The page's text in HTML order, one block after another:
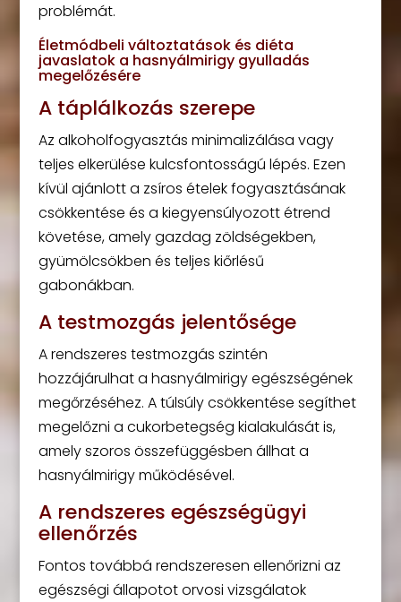
problémát.
Életmódbeli változtatások és diéta
javaslatok a hasnyálmirigy gyulladás
megelőzésére
A táplálkozás szerepe
Az alkoholfogyasztás minimalizálása vagy
teljes elkerülése kulcsfontosságú lépés. Ezen
kívül ajánlott a zsíros ételek fogyasztásának
csökkentése és a kiegyensúlyozott étrend
követése, amely gazdag zöldségekben,
gyümölcsökben és teljes kiőrlésű
gabonákban.
A testmozgás jelentősége
A rendszeres testmozgás szintén
hozzájárulhat a hasnyálmirigy egészségének
megőrzéséhez. A túlsúly csökkentése segíthet
megelőzni a cukorbetegség kialakulását is,
amely szoros összefüggésben állhat a
hasnyálmirigy működésével.
A rendszeres egészségügyi
ellenőrzés
Fontos továbbá rendszeresen ellenőrizni az
egészségi állapotot orvosi vizsgálatok